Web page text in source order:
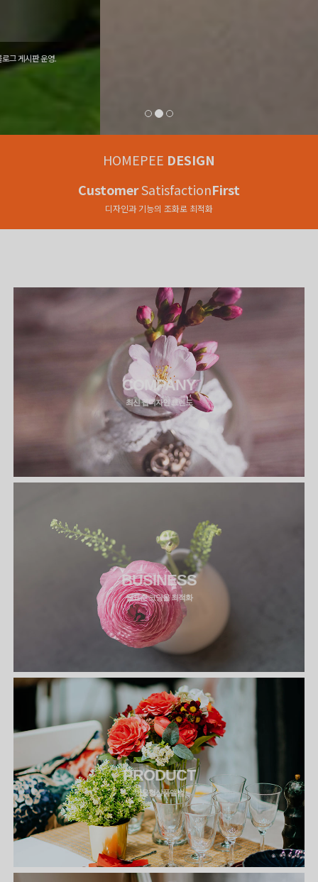
REACTION-TYPE
HOMEPEE DESIGN
CustomerSatisfactionFirst
디자인과 기능의 조화로 최적화
COMPANY
최신 웹디자인 트렌드
BUSINESS
웹표준 코딩을 최적화
PRODUCT
반응형상품앨범